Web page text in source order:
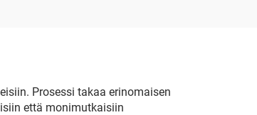
Prosessi takaa erinomaisen
että monimutkaisiin